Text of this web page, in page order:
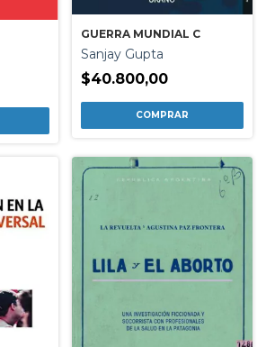
GUERRA MUNDIAL C
Sanjay Gupta
$40.800,00